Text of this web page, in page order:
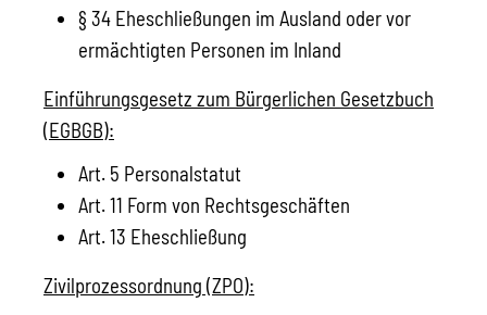
§ 34 Eheschließungen im Ausland oder vor
ermächtigten Personen im Inland
Einführungsgesetz zum Bürgerlichen Gesetzbuch
(EGBGB):
Art. 5 Personalstatut
Art. 11 Form von Rechtsgeschäften
Art. 13 Eheschließung
Zivilprozessordnung (ZPO):